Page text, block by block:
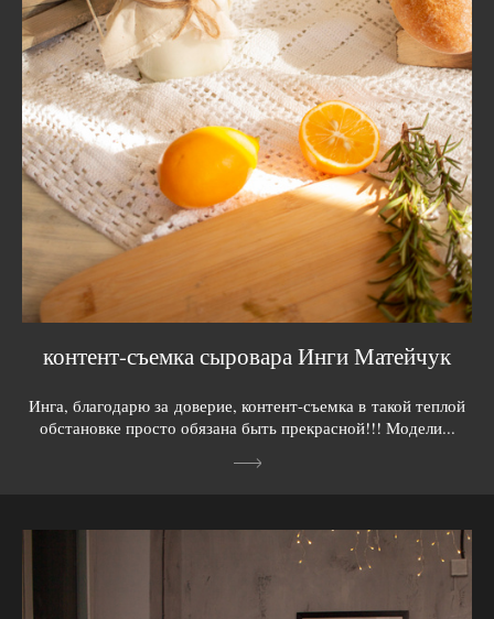
контент-съемка сыровара Инги Матейчук
Инга, благодарю за доверие, контент-съемка в такой теплой
обстановке просто обязана быть прекрасной!!! Модели...